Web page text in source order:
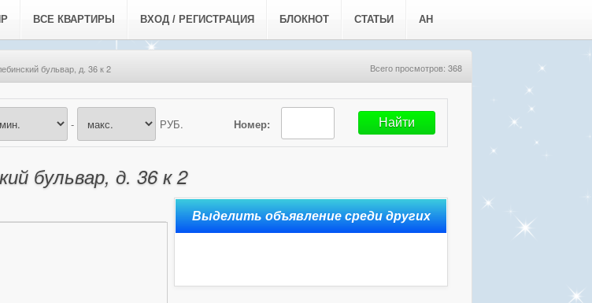
ВСЕ КВАРТИРЫ ВХОД / РЕГИСТРАЦИЯ БЛОКНОТ СТАТЬИ АН
бульвар, д. 36 к 2 Всего просмотров: 368
Номер:
- РУБ.
бульвар, д. 36 к 2